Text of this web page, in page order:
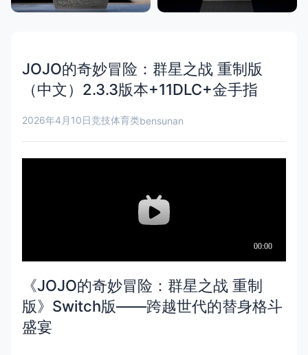
JOJO的奇妙冒险：群星之战 重制版
（中文）2.3.3版本+11DLC+金手指
2026年4月10日竞技体育类bensunan
《JOJO的奇妙冒险：群星之战 重制
版》Switch版——跨越世代的替身格斗
盛宴